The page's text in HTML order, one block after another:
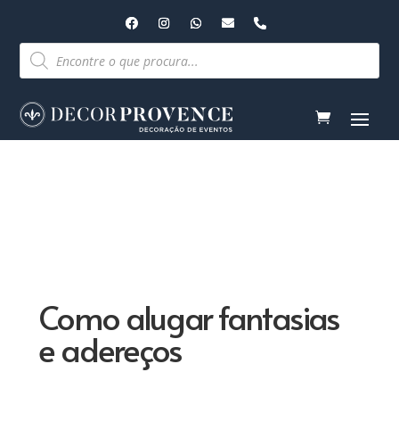
Pesquisar
produtos
Como alugar fantasias
e adereços